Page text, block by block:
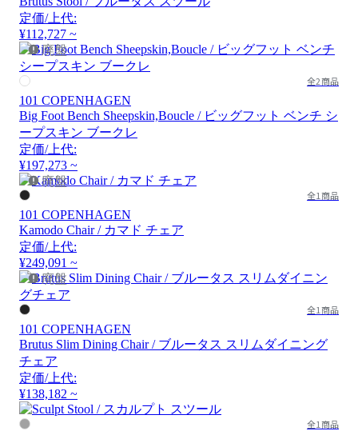
定価/上代:
¥112,727 ~
廃盤
全2商品
101 COPENHAGEN
Big Foot Bench Sheepskin,Boucle / ビッグフット ベンチ シ
ープスキン ブークレ
定価/上代:
¥197,273 ~
廃盤
全1商品
101 COPENHAGEN
Kamodo Chair / カマド チェア
定価/上代:
¥249,091 ~
廃盤
全1商品
101 COPENHAGEN
Brutus Slim Dining Chair / ブルータス スリムダイニング
チェア
定価/上代:
¥138,182 ~
全1商品